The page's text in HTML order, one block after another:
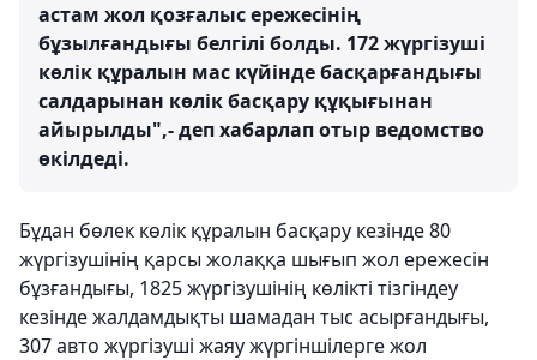
астам жол қозғалыс ережесінің
бұзылғандығы белгілі болды. 172 жүргізуші
көлік құралын мас күйінде басқарғандығы
салдарынан көлік басқару құқығынан
айырылды",- деп хабарлап отыр ведомство
өкілдеді.
Бұдан бөлек көлік құралын басқару кезінде 80
жүргізушінің қарсы жолаққа шығып жол ережесін
бұзғандығы, 1825 жүргізушінің көлікті тізгіндеу
кезінде жалдамдықты шамадан тыс асырғандығы,
307 авто жүргізуші жаяу жүргіншілерге жол